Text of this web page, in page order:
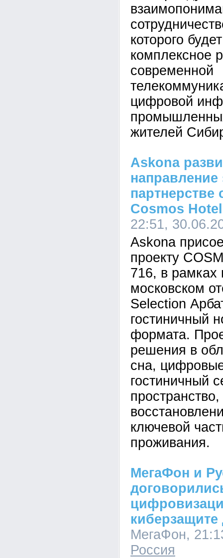
которого
комплексное
современной
цифровой
жителей
Askona
партнерстве
Cosmos
22:51,
Askona
проекту
716, в рамках
московском
Selection
гостиничный
формата.
решения в
сна,
гостиничный
пространство,
ключевой
проживания.
МегаФон и
киберзащите
МегаФон,
Россия